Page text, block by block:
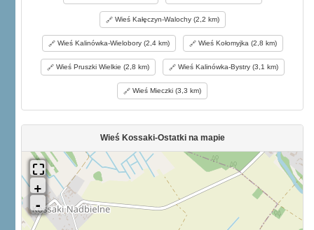
Wieś Kałęczyn-Walochy (2,2 km)
Wieś Kalinówka-Wielobory (2,4 km) Wieś Kołomyjka (2,8 km)
Wieś Pruszki Wielkie (2,8 km) Wieś Kalinówka-Bystry (3,1 km)
Wieś Mieczki (3,3 km)
Wieś Kossaki-Ostatki na mapie